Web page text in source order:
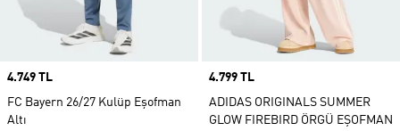
Price
4.749 TL
FC Bayern 26/27 Kulüp Eşofman
Altı
Price
4.799 TL
ADIDAS ORIGINALS SUMMER
GLOW FIREBIRD ÖRGÜ EŞOFMAN